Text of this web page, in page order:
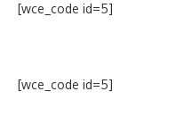
[wce_code id=5]
[wce_code id=5]